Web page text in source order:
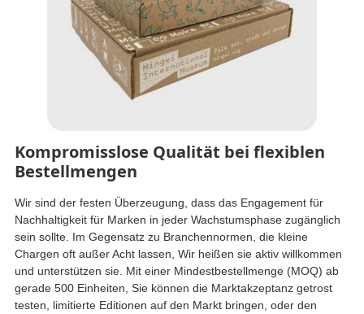
Kompromisslose Qualität bei flexiblen
Bestellmengen
Wir sind der festen Überzeugung, dass das Engagement für
Nachhaltigkeit für Marken in jeder Wachstumsphase zugänglich
sein sollte. Im Gegensatz zu Branchennormen, die kleine
Chargen oft außer Acht lassen, Wir heißen sie aktiv willkommen
und unterstützen sie. Mit einer Mindestbestellmenge (MOQ) ab
gerade 500 Einheiten, Sie können die Marktakzeptanz getrost
testen, limitierte Editionen auf den Markt bringen, oder den